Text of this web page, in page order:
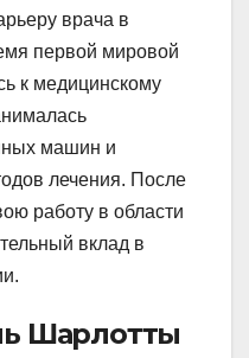
врача в
первой мировой
к медицинскому
машин и
лечения. После
работу в области
вклад в
Шарлотты